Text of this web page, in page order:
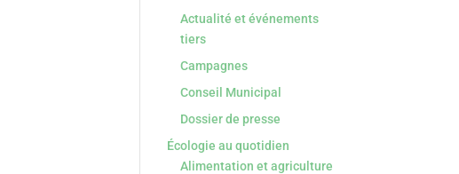
Actualité et événements
tiers
Campagnes
Conseil Municipal
Dossier de presse
Écologie au quotidien
Alimentation et agriculture